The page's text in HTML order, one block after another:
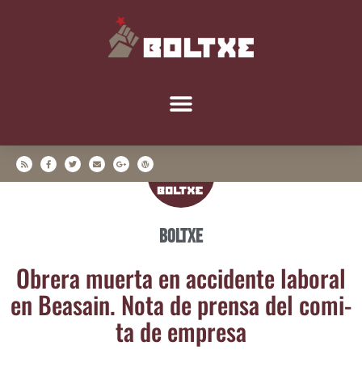
Boltxe
Obre­ra muer­ta en acci­den­te labo­ral
en Bea­sain. Nota de pren­sa del comi­
ta de empresa